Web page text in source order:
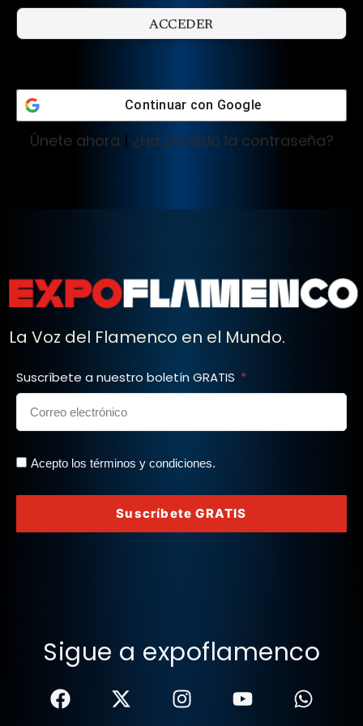
Continuar con Google
Únete ahora | ¿Ha perdido la contraseña?
La Voz del Flamenco en el Mundo.
Suscríbete a nuestro boletín GRATIS
Acepto los términos y condiciones.
Suscríbete GRATIS
Sigue a expoflamenco